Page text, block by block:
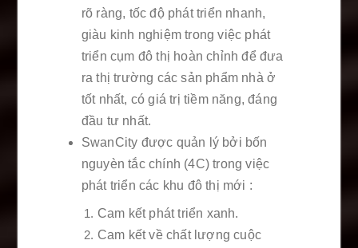
rõ ràng, tốc độ phát triển nhanh,
giàu kinh nghiệm trong việc phát
triển cụm đô thị hoàn chỉnh để đưa
ra thị trường các sản phẩm nhà ở
tốt nhất, có giá trị tiềm năng, đáng
đầu tư nhất.
SwanCity được quản lý bởi bốn
nguyèn tắc chính (4C) trong việc
phát triển các khu đô thị mới :
Cam kết phát triển xanh.
Cam kết về chất lượng cuộc